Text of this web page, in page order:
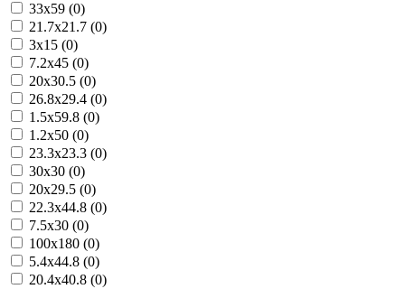
33x59 (0)
21.7x21.7 (0)
3x15 (0)
7.2x45 (0)
20x30.5 (0)
26.8x29.4 (0)
1.5x59.8 (0)
1.2x50 (0)
23.3x23.3 (0)
30x30 (0)
20x29.5 (0)
22.3x44.8 (0)
7.5x30 (0)
100x180 (0)
5.4x44.8 (0)
20.4x40.8 (0)